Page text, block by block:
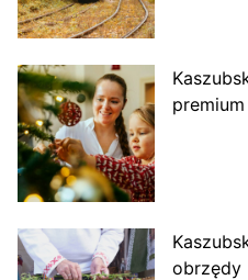
premium
obrzędy